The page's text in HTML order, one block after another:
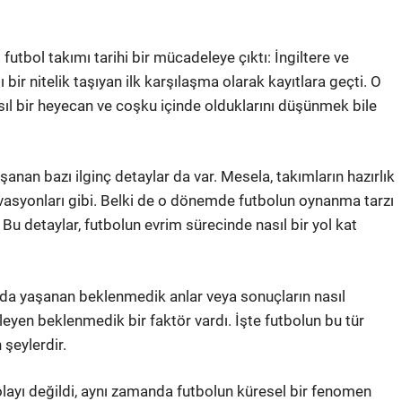
takımı tarihi bir mücadeleye çıktı: İngiltere ve
nitelik taşıyan ilk karşılaşma olarak kayıtlara geçti. O
bir heyecan ve coşku içinde olduklarını düşünmek bile
bazı ilginç detaylar da var. Mesela, takımların hazırlık
gibi. Belki de o dönemde futbolun oynanma tarzı
detaylar, futbolun evrim sürecinde nasıl bir yol kat
yaşanan beklenmedik anlar veya sonuçların nasıl
beklenmedik bir faktör vardı. İşte futbolun bu tür
şeylerdir.
değildi, aynı zamanda futbolun küresel bir fenomen